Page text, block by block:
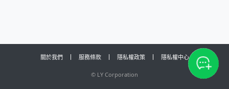
關於我們 服務條款 隱私權政策 隱私權中心
© LY Corporation